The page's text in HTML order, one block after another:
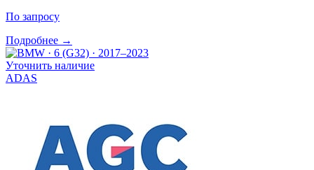
По запросу
Подробнее →
Уточнить наличие
ADAS